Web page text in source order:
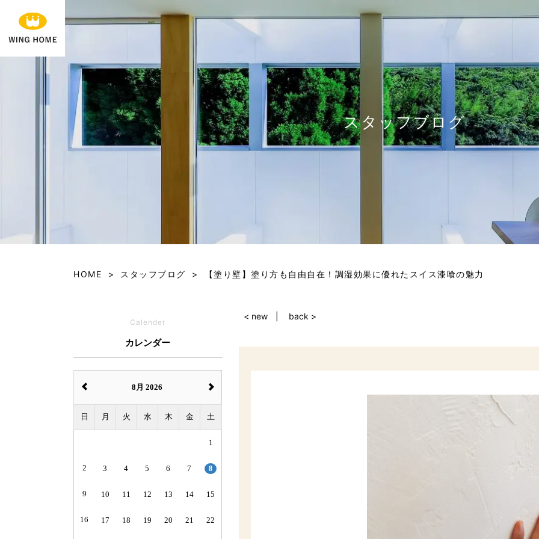
スタッフブログ
HOME スタッフブログ 【塗り壁】塗り方も自由自在！調湿効果に優れたスイス漆喰の魅力
< new back >
Calender
カレンダー
8月 2026
日 月 火 水 木 金 土
1
2 3 4 5 6 7 8
9 10 11 12 13 14 15
16 17 18 19 20 21 22